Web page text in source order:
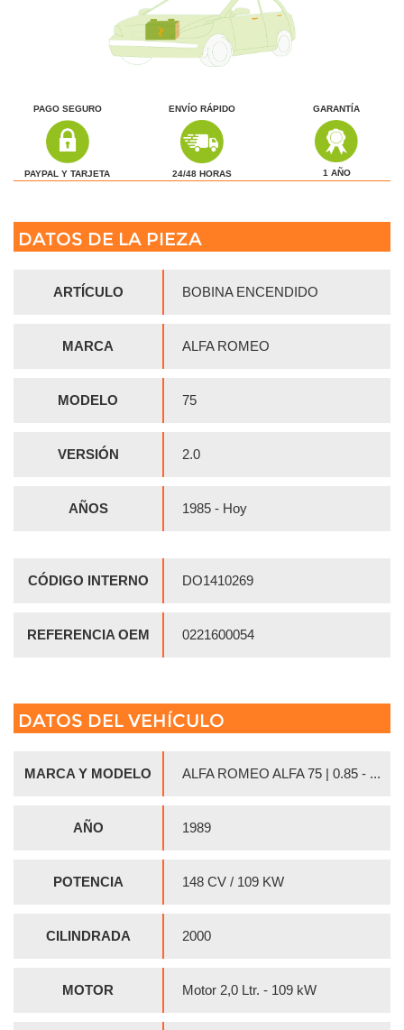
PAGO SEGURO
PAYPAL Y TARJETA
ENVÍO RÁPIDO
24/48 HORAS
GARANTÍA
1 AÑO
DATOS DE LA PIEZA
ARTÍCULO BOBINA ENCENDIDO
MARCA ALFA ROMEO
MODELO 75
VERSIÓN 2.0
AÑOS 1985 - Hoy
CÓDIGO INTERNO DO1410269
REFERENCIA OEM 0221600054
DATOS DEL VEHÍCULO
MARCA Y MODELO ALFA ROMEO ALFA 75 | 0.85 - ...
AÑO 1989
POTENCIA 148 CV / 109 KW
CILINDRADA 2000
MOTOR Motor 2,0 Ltr. - 109 kW